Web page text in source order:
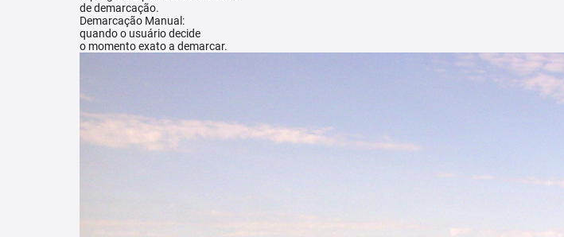
de demarcação.
Demarcação Manual:
quando o usuário decide
o momento exato a demarcar.